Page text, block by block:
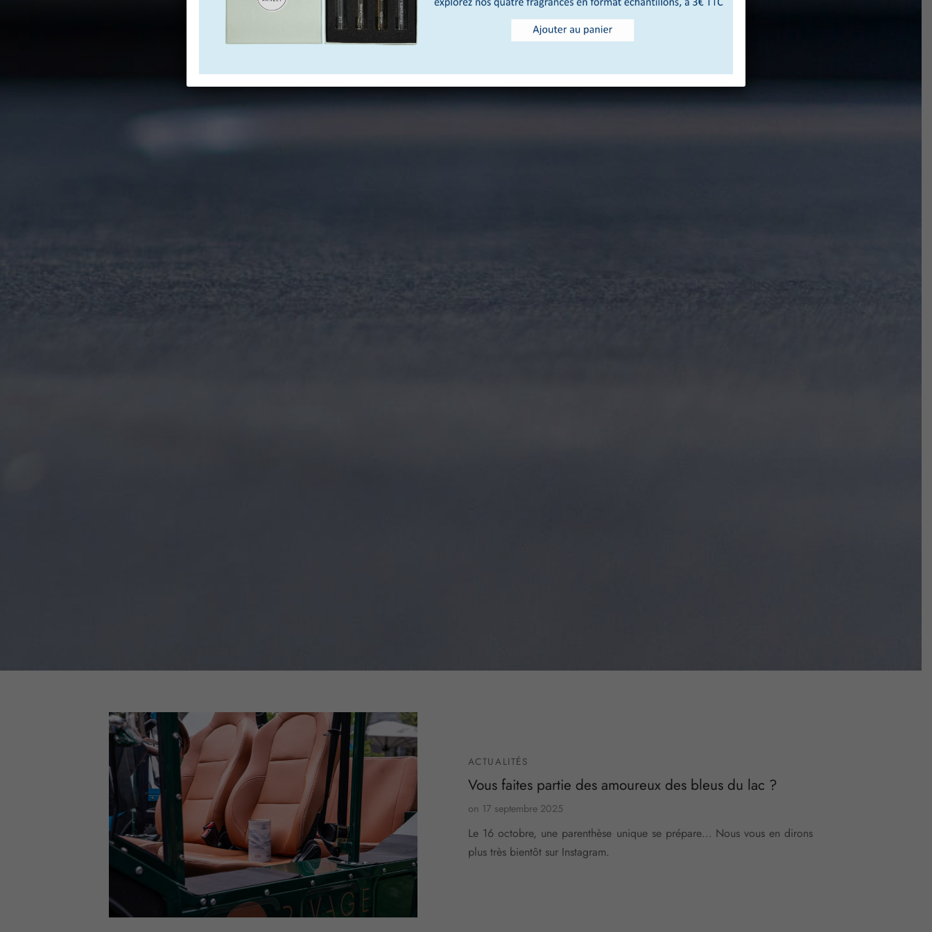
ACTUALITÉS
Vous faites partie des amoureux des bleus du lac ?
on 17 septembre 2025
Le 16 octobre, une parenthèse unique se prépare… Nous vous en dirons
plus très bientôt sur Instagram.